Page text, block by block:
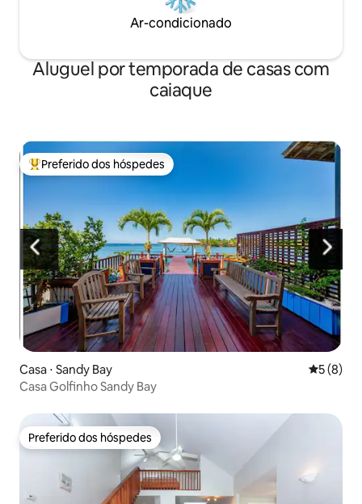
Ar-condicionado
Aluguel por temporada de casas com
caiaque
Entre os melhores preferidos dos hóspedes
Preferido dos hóspedes
Casa ⋅ Sandy Bay 5 de
5 (8)
Casa Golfinho Sandy Bay
Preferido dos hóspedes
Preferido dos hóspedes